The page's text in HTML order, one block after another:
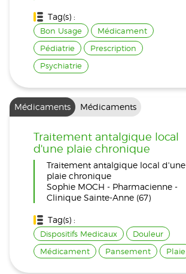
Tag(s) :
Bon Usage
Médicament
Pédiatrie
Prescription
Psychiatrie
Médicaments Médicaments
Traitement antalgique local
d'une plaie chronique
Traitement antalgique local d'une
plaie chronique
Sophie MOCH - Pharmacienne -
Clinique Sainte-Anne (67)
Tag(s) :
Dispositifs Medicaux
Douleur
Médicament
Pansement Plaie